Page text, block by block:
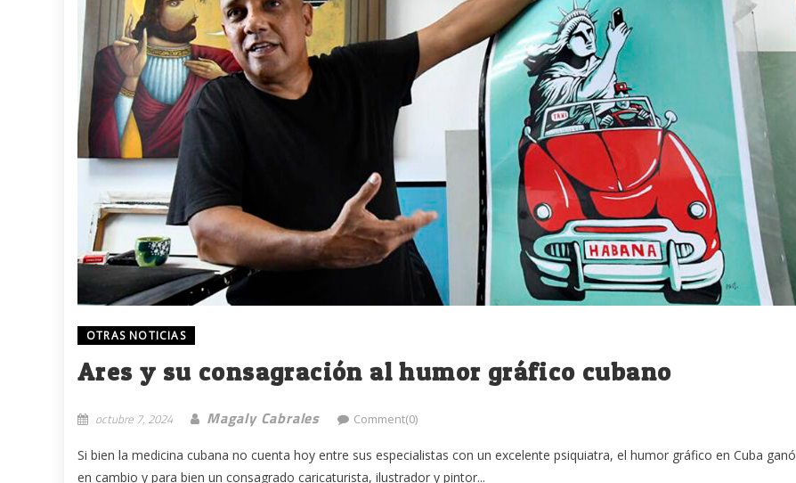
OTRAS NOTICIAS
Ares y su consagración al humor gráfico cubano
octubre 7, 2024 Magaly Cabrales Comment(0)
Si bien la medicina cubana no cuenta hoy entre sus especialistas con un excelente psiquiatra, el humor gráfico en Cuba ganó
en cambio y para bien un consagrado caricaturista, ilustrador y pintor...